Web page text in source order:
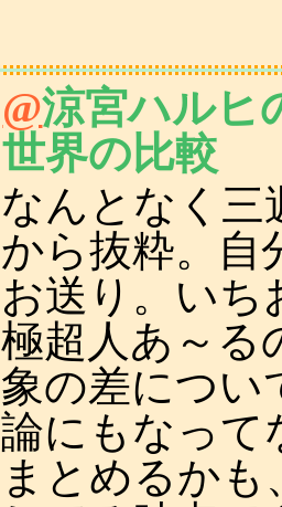
@涼宮ハルヒ
世界の比較
なんとなく三
から抜粋。自
お送り。いち
極超人あ～る
象の差につ
論にもなって
まとめるか